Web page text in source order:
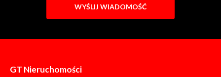
GT Nieruchomości